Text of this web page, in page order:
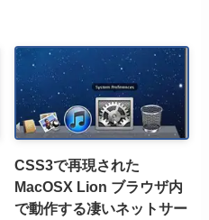
CSS3で再現された
MacOSX Lion ブラウザ内
で動作する凄いネットサー